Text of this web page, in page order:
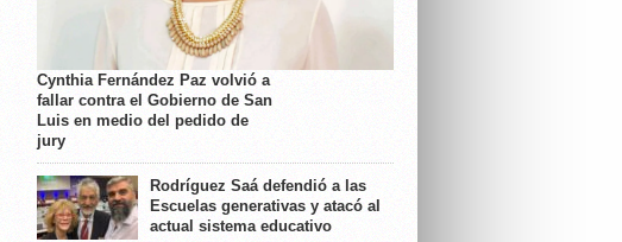
Cynthia Fernández Paz volvió a
fallar contra el Gobierno de San
Luis en medio del pedido de
jury
Rodríguez Saá defendió a las
Escuelas generativas y atacó al
actual sistema educativo